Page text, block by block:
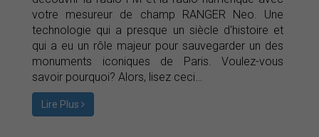
votre mesureur de champ RANGER Neo. Une
technologie qui a presque un siècle d'histoire et
qui a eu un rôle majeur pour sauvegarder un des
monuments iconiques de Paris. Voulez-vous
savoir pourquoi? Alors, lisez ceci…
Lire Plus